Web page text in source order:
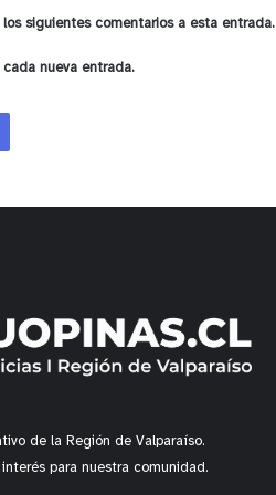
los siguientes comentarios a esta entrada.
nueva entrada.
de la Región de Valparaíso.
para nuestra comunidad.